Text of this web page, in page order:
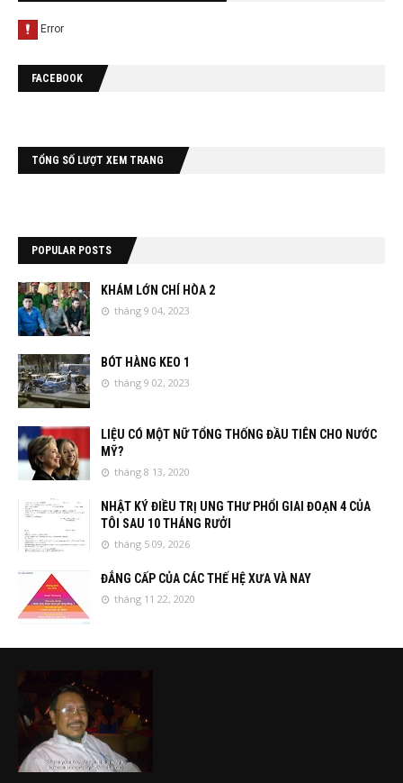
FACEBOOK
TỔNG SỐ LƯỢT XEM TRANG
POPULAR POSTS
KHÁM LỚN CHÍ HÒA 2
tháng 9 04, 2023
BÓT HÀNG KEO 1
tháng 9 02, 2023
LIỆU CÓ MỘT NỮ TỔNG THỐNG ĐẦU TIÊN CHO NƯỚC
MỸ?
tháng 8 13, 2020
NHẬT KÝ ĐIỀU TRỊ UNG THƯ PHỔI GIAI ĐOẠN 4 CỦA
TÔI SAU 10 THÁNG RƯỞI
tháng 5 09, 2026
ĐẲNG CẤP CỦA CÁC THẾ HỆ XƯA VÀ NAY
tháng 11 22, 2020